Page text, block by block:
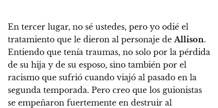
En tercer lugar, no sé ustedes, pero yo odié el
tratamiento que le dieron al personaje de Allison.
Entiendo que tenía traumas, no solo por la pérdida
de su hija y de su esposo, sino también por el
racismo que sufrió cuando viajó al pasado en la
segunda temporada. Pero creo que los guionistas
se empeñaron fuertemente en destruir al